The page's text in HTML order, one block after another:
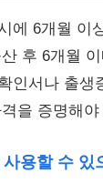
에 6개월 이
후 6개월
인서나 출생
을 증명해
용할 수 있